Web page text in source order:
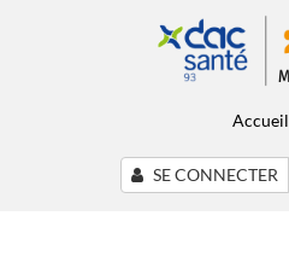
Accueil
SE CONNECTER